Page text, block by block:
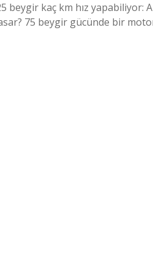
beygir kaç km hız yapabiliyor:
75 beygir gücünde bir